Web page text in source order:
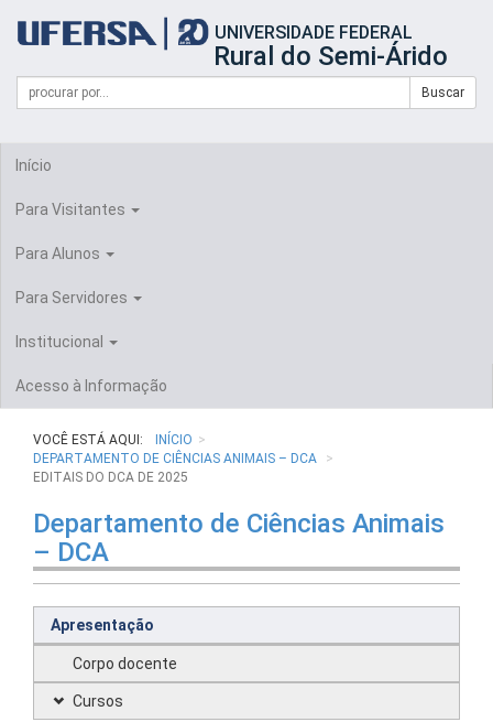
portal
UFERSA
UNIVERSIDADE FEDERAL
Rural do Semi-Árido
Formulário
Busca
Campo
de
Buscar
Início
Para Visitantes
Para Alunos
Para Servidores
Institucional
Acesso à Informação
VOCÊ ESTÁ AQUI:
INÍCIO
DEPARTAMENTO DE CIÊNCIAS ANIMAIS – DCA
EDITAIS DO DCA DE 2025
Departamento de Ciências Animais
– DCA
Apresentação
Corpo docente
Cursos